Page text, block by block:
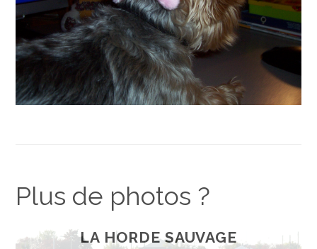
Plus de photos ?
LA HORDE SAUVAGE